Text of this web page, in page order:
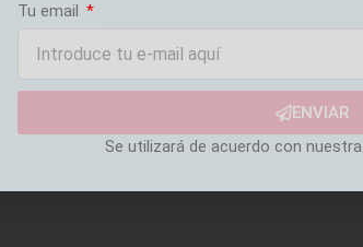
Tu email
ENVIAR
Se utilizará de acuerdo con nuestra